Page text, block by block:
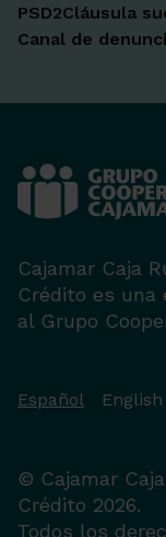
PSD2Cláusula
Canal de
Cajamar Caja
Crédito es una
al Grupo
Español English
© Cajamar
Crédito 2026.
Todos los